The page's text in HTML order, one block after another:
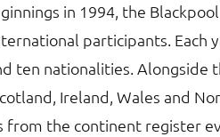
in 1994, the
participants. Each
ten nationalities. Alongside
Ireland, Wales and
from the continent register